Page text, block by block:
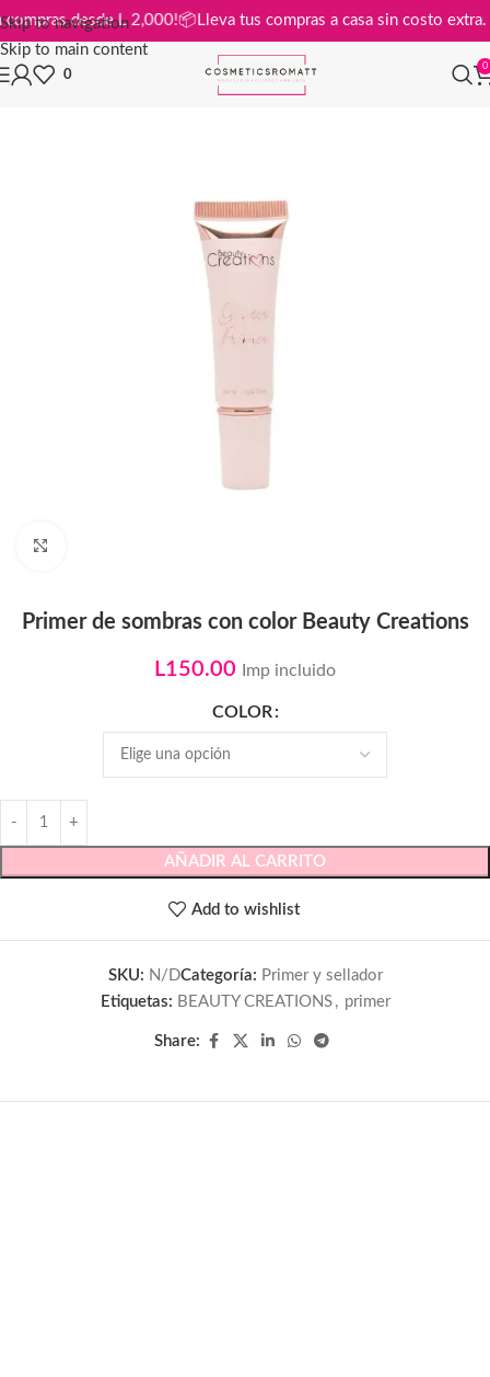
Skip to navigation
Skip to main content
compras desde L 2,000! 📦Lleva tus compras a casa sin costo
0
0
Primer de sombras con color Beauty Creations
L150.00 Imp incluido
COLOR
AÑADIR AL CARRITO
Add to wishlist
SKU: N/DCategoría: Primer y sellador
Etiquetas: BEAUTY CREATIONS , primer
Share: